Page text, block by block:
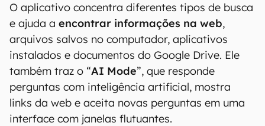
O aplicativo concentra diferentes tipos de busca
e ajuda a encontrar informações na web,
arquivos salvos no computador, aplicativos
instalados e documentos do Google Drive. Ele
também traz o “AI Mode”, que responde
perguntas com inteligência artificial, mostra
links da web e aceita novas perguntas em uma
interface com janelas flutuantes.